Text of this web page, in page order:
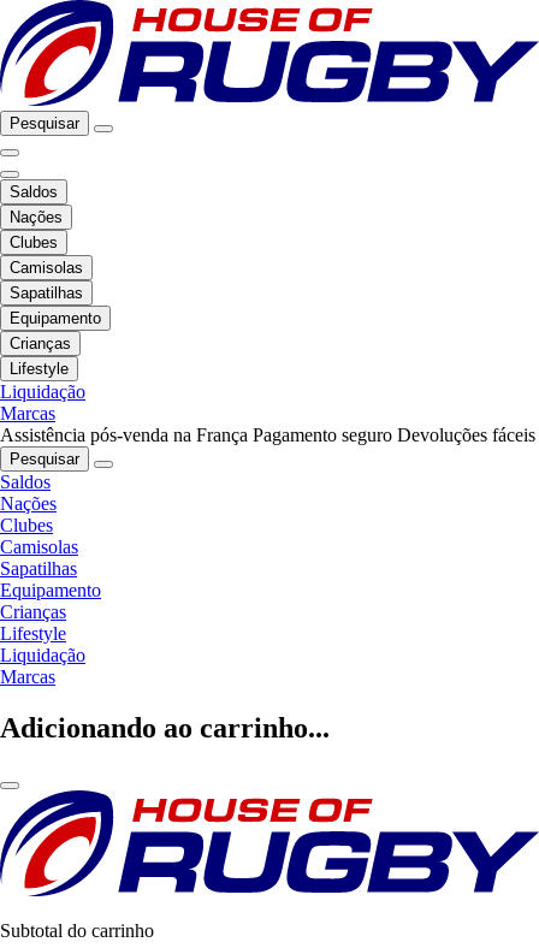
Pesquisar
Saldos
Nações
Clubes
Camisolas
Sapatilhas
Equipamento
Crianças
Lifestyle
Liquidação
Marcas
Assistência pós-venda na França Pagamento seguro Devoluções fáceis
Pesquisar
Saldos
Nações
Clubes
Camisolas
Sapatilhas
Equipamento
Crianças
Lifestyle
Liquidação
Marcas
Adicionando ao carrinho...
Subtotal do carrinho